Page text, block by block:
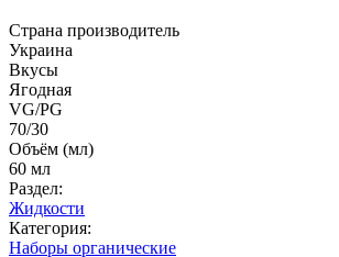
Страна производитель
Украина
Вкусы
Ягодная
VG/PG
70/30
Объём (мл)
60 мл
Раздел:
Жидкости
Категория:
Наборы органические